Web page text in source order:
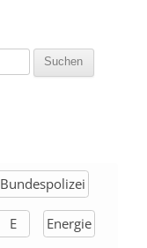
Bundespolizei
E Energie